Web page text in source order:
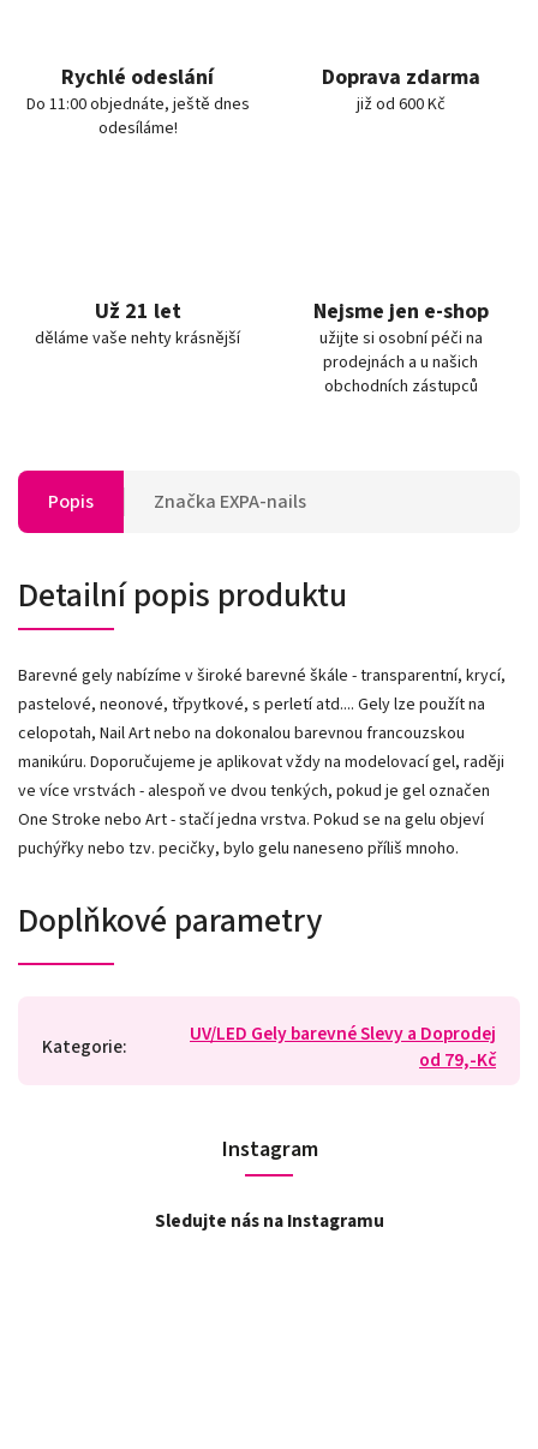
Rychlé odeslání
Do 11:00 objednáte, ještě dnes
odesíláme!
Doprava zdarma
již od 600 Kč
Už 21 let
děláme vaše nehty krásnější
Nejsme jen e-shop
užijte si osobní péči na
prodejnách a u našich
obchodních zástupců
Popis Značka EXPA-nails
Detailní popis produktu
Barevné gely nabízíme v široké barevné škále - transparentní, krycí,
pastelové, neonové, třpytkové, s perletí atd.... Gely lze použít na
celopotah, Nail Art nebo na dokonalou barevnou francouzskou
manikúru. Doporučujeme je aplikovat vždy na modelovací gel, raději
ve více vrstvách - alespoň ve dvou tenkých, pokud je gel označen
One Stroke nebo Art - stačí jedna vrstva. Pokud se na gelu objeví
puchýřky nebo tzv. pecičky, bylo gelu naneseno příliš mnoho.
Doplňkové parametry
Kategorie:
UV/LED Gely barevné Slevy a Doprodej
od 79,-Kč
Instagram
Sledujte nás na Instagramu